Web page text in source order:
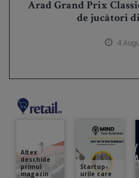
Arad Grand Prix
de jucători
4